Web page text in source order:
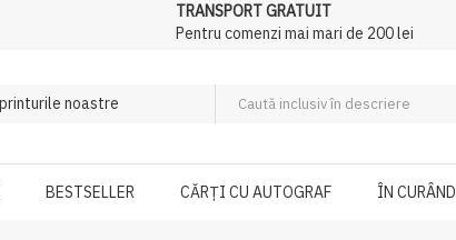
TRANSPORT GRATUIT
Pentru comenzi mai mari de 200 lei
BESTSELLER CĂRȚI CU AUTOGRAF ÎN CURÂND